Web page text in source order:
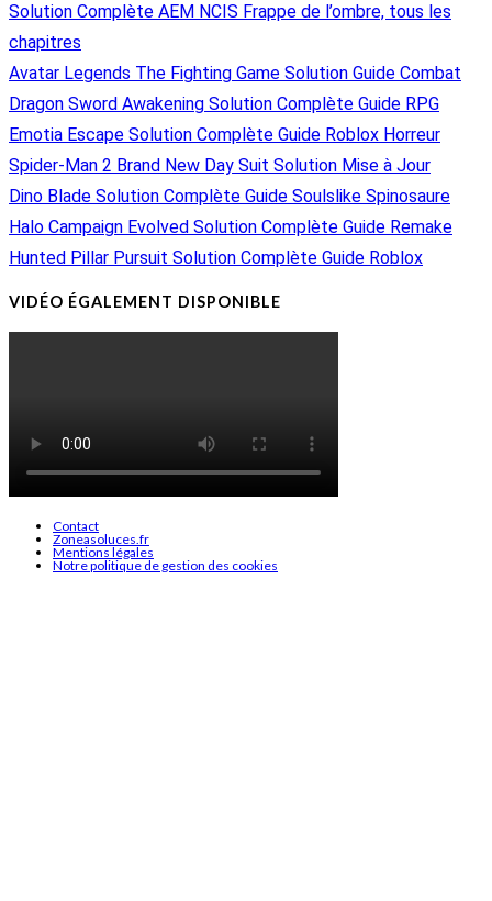
Solution Complète AEM NCIS Frappe de l’ombre, tous les
chapitres
Avatar Legends The Fighting Game Solution Guide Combat
Dragon Sword Awakening Solution Complète Guide RPG
Emotia Escape Solution Complète Guide Roblox Horreur
Spider-Man 2 Brand New Day Suit Solution Mise à Jour
Dino Blade Solution Complète Guide Soulslike Spinosaure
Halo Campaign Evolved Solution Complète Guide Remake
Hunted Pillar Pursuit Solution Complète Guide Roblox
VIDÉO ÉGALEMENT DISPONIBLE
Contact
Zoneasoluces.fr
Mentions légales
Notre politique de gestion des cookies